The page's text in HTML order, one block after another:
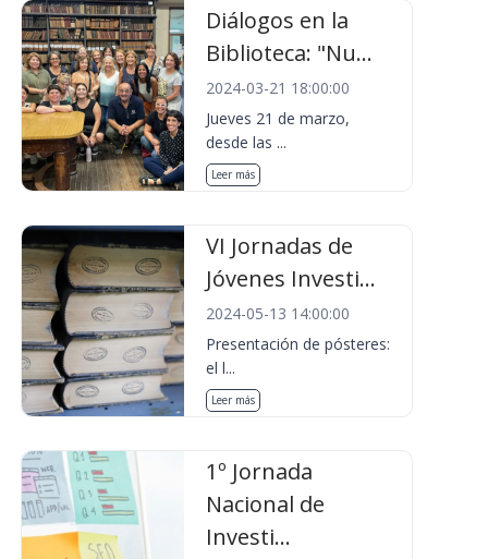
Diálogos en la
Biblioteca: "Nu...
2024-03-21 18:00:00
Jueves 21 de marzo,
desde las ...
Leer más
VI Jornadas de
Jóvenes Investi...
2024-05-13 14:00:00
Presentación de pósteres:
el l...
Leer más
1º Jornada
Nacional de
Investi...